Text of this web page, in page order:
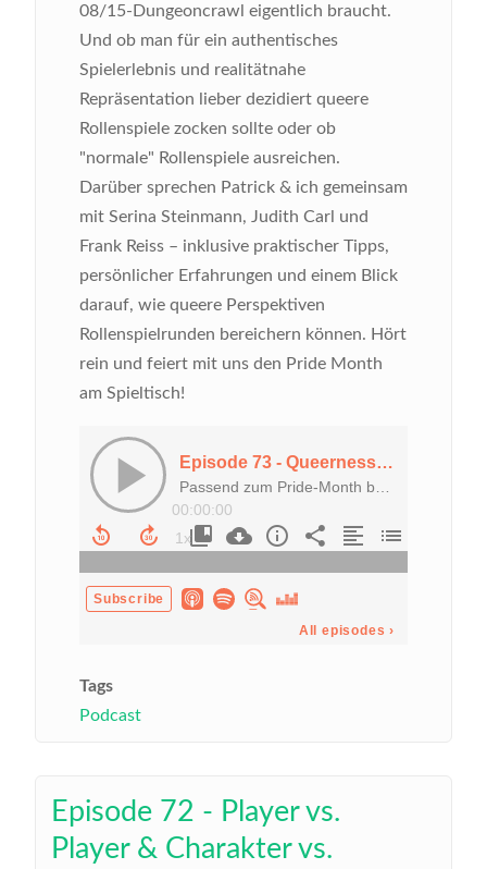
08/15-Dungeoncrawl eigentlich braucht.
Und ob man für ein authentisches
Spielerlebnis und realitätnahe
Repräsentation lieber dezidiert queere
Rollenspiele zocken sollte oder ob
"normale" Rollenspiele ausreichen.
Darüber sprechen Patrick & ich gemeinsam
mit Serina Steinmann, Judith Carl und
Frank Reiss – inklusive praktischer Tipps,
persönlicher Erfahrungen und einem Blick
darauf, wie queere Perspektiven
Rollenspielrunden bereichern können. Hört
rein und feiert mit uns den Pride Month
am Spieltisch!
Tags
Podcast
Episode 72 - Player vs.
Player & Charakter vs.